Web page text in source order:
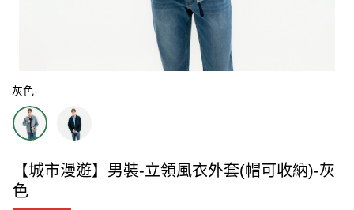
灰色
【城市漫遊】男裝-立領風衣外套(帽可收納)-灰
色